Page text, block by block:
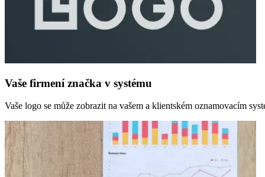
Vaše firmení značka v systému
Vaše logo se může zobrazit na vašem a klientském oznamovacím